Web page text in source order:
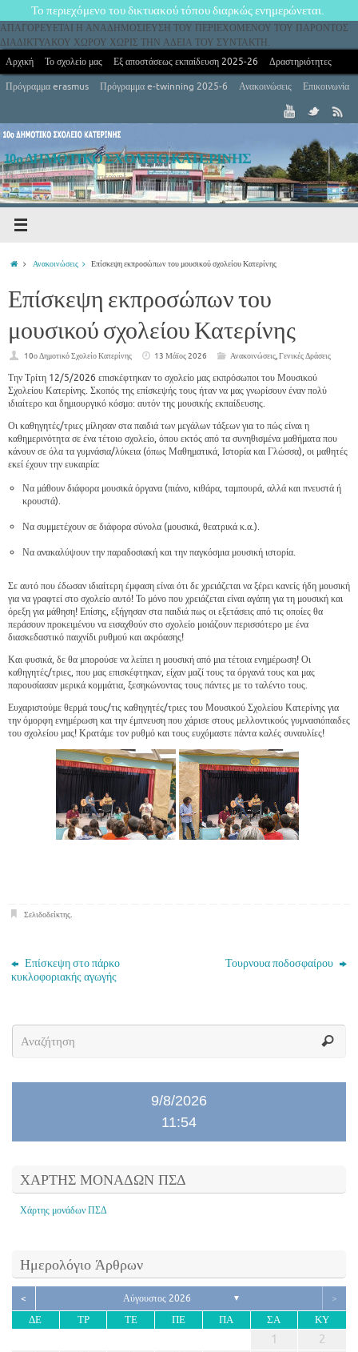
Το περιεχόμενο του δικτυακού τόπου διαρκώς ενημερώνεται.
ΑΠΑΓΟΡΕΥΕΤΑΙ Η ΑΝΑΔΗΜΟΣΙΕΥΣΗ ΤΟΥ ΠΕΡΙΕΧΟΜΕΝΟΥ ΤΟΥ ΠΑΡΟΝΤΟΣ
ΔΙΑΔΙΚΤΥΑΚΟΥ ΧΩΡΟΥ ΧΩΡΙΣ ΤΗΝ ΑΔΕΙΑ ΤΟΥ ΣΥΝΤΑΚΤΗ.
Αρχική
Το σχολείο μας Εξ αποστάσεως εκπαίδευση 2025-26
Δραστηριότητες
Πρόγραμμα erasmus
Πρόγραμμα e-twinning 2025-6 Ανακοινώσεις Επικοινωνία
10ο ΔΗΜΟΤΙΚΟ ΣΧΟΛΕΙΟ ΚΑΤΕΡΙΝΗΣ
10ο Δημοτικό Σχολείο Κατερίνης
Ανακοινώσεις Επίσκεψη εκπροσώπων του μουσικού σχολείου Κατερίνης
Επίσκεψη εκπροσώπων του
μουσικού σχολείου Κατερίνης
10ο Δημοτικό Σχολείο Κατερίνης 13 Μάϊος 2026 Ανακοινώσεις,Γενικές Δράσεις
Την Τρίτη 12/5/2026 επισκέφτηκαν το σχολείο μας εκπρόσωποι του Μουσικού
Σχολείου Κατερίνης. Σκοπός της επίσκεψής τους ήταν να μας γνωρίσουν έναν πολύ
ιδιαίτερο και δημιουργικό κόσμο: αυτόν της μουσικής εκπαίδευσης.
Οι καθηγητές/τριες μίλησαν στα παιδιά των μεγάλων τάξεων για το πώς είναι η
καθημερινότητα σε ένα τέτοιο σχολείο, όπου εκτός από τα συνηθισμένα μαθήματα που
κάνουν σε όλα τα γυμνάσια/λύκεια (όπως Μαθηματικά, Ιστορία και Γλώσσα), οι μαθητές
εκεί έχουν την ευκαιρία:
Να μάθουν διάφορα μουσικά όργανα (πιάνο, κιθάρα, ταμπουρά, αλλά και πνευστά ή
κρουστά).
Να συμμετέχουν σε διάφορα σύνολα (μουσικά, θεατρικά κ.α.).
Να ανακαλύψουν την παραδοσιακή και την παγκόσμια μουσική ιστορία.
Σε αυτό που έδωσαν ιδιαίτερη έμφαση είναι ότι δε χρειάζεται να ξέρει κανείς ήδη μουσική
για να γραφτεί στο σχολείο αυτό! Το μόνο που χρειάζεται είναι αγάπη για τη μουσική και
όρεξη για μάθηση! Επίσης, εξήγησαν στα παιδιά πως οι εξετάσεις από τις οποίες θα
περάσουν προκειμένου να εισαχθούν στο σχολείο μοιάζουν περισσότερο με ένα
διασκεδαστικό παιχνίδι ρυθμού και ακρόασης!
Και φυσικά, δε θα μπορούσε να λείπει η μουσική από μια τέτοια ενημέρωση! Οι
καθηγητές/τριες, που μας επισκέφτηκαν, είχαν μαζί τους τα όργανά τους και μας
παρουσίασαν μερικά κομμάτια, ξεσηκώνοντας τους πάντες με το ταλέντο τους.
Ευχαριστούμε θερμά τους/τις καθηγητές/τριες του Μουσικού Σχολείου Κατερίνης για
την όμορφη ενημέρωση και την έμπνευση που χάρισε στους μελλοντικούς γυμνασιόπαιδες
του σχολείου μας! Κρατάμε τον ρυθμό και τους ευχόμαστε πάντα καλές συναυλίες!
Σελιδοδείκτης.
Επίσκεψη στο πάρκο
κυκλοφοριακής αγωγής
Τουρνουα ποδοσφαίρου
9/8/2026
11:54
ΧΑΡΤΗΣ ΜΟΝΑΔΩΝ ΠΣΔ
Χάρτης μονάδων ΠΣΔ
Ημερολόγιο Άρθρων
< Αύγουστος 2026 ▼
>
ΔΕ
ΤΡ ΤΕ ΠΕ ΠΑ ΣΑ ΚΥ
1
2